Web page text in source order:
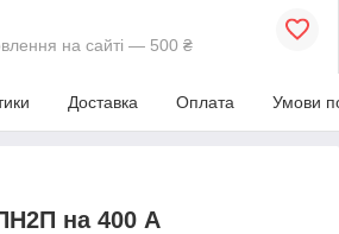
на сайті — 500 ₴
Доставка Оплата Умови
на 400 А